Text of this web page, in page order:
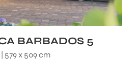
BARBADOS 5
| 579 x 509 cm